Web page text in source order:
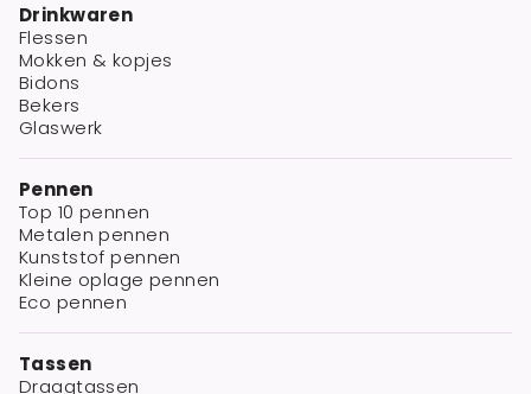
Drinkwaren
Flessen
Mokken & kopjes
Bidons
Bekers
Glaswerk
Pennen
Top 10 pennen
Metalen pennen
Kunststof pennen
Kleine oplage pennen
Eco pennen
Tassen
Draagtassen